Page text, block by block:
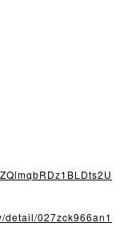
detail/027zck966an1